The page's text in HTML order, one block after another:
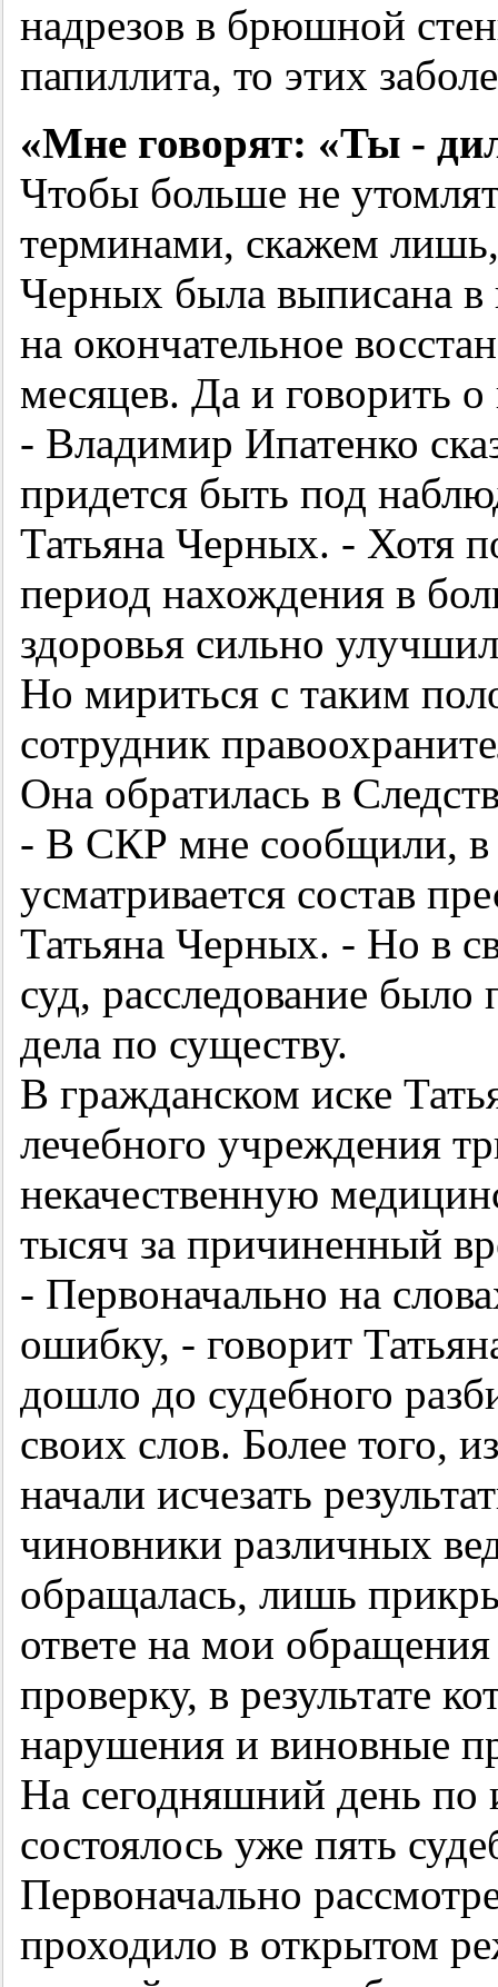
надрезов в брюшной
папиллита, то этих
«Мне говорят: «Ты -
Чтобы больше не
терминами, скажем
Черных была выписана в
на окончательное
месяцев. Да и говорить
- Владимир Ипатенко
придется быть под
Татьяна Черных. - Хотя
период нахождения в
здоровья сильно
Но мириться с таким
сотрудник
Она обратилась в
- В СКР мне сообщили, в
усматривается состав
Татьяна Черных. - Но в
суд, расследование
дела по существу.
В гражданском иске
лечебного учреждения
некачественную
тысяч за причиненный
- Первоначально на
ошибку, - говорит
дошло до судебного
своих слов. Более того,
начали исчезать
чиновники различных
обращалась, лишь
ответе на мои
проверку, в результате
нарушения и виновные
На сегодняшний день
состоялось уже пять
Первоначально
проходило в открытом